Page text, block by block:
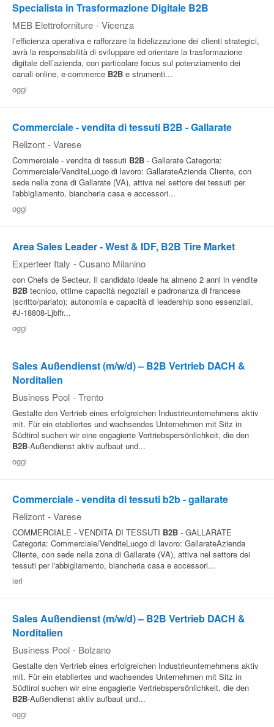
Specialista in Trasformazione Digitale B2B
MEB Elettroforniture - Vicenza
l’efficienza operativa e rafforzare la fidelizzazione dei clienti strategici,
avrà la responsabilità di sviluppare ed orientare la trasformazione
digitale dell’azienda, con particolare focus sul potenziamento dei
canali online, e-commerce B2B e strumenti...
oggi
Commerciale - vendita di tessuti B2B - Gallarate
Relizont - Varese
Commerciale - vendita di tessuti B2B - Gallarate Categoria:
Commerciale/VenditeLuogo di lavoro: GallarateAzienda Cliente, con
sede nella zona di Gallarate (VA), attiva nel settore dei tessuti per
l'abbigliamento, biancheria casa e accessori...
oggi
Area Sales Leader - West & IDF, B2B Tire Market
Experteer Italy - Cusano Milanino
con Chefs de Secteur. Il candidato ideale ha almeno 2 anni in vendite
B2B tecnico, ottime capacità negoziali e padronanza di francese
(scritto/parlato); autonomia e capacità di leadership sono essenziali.
#J-18808-Ljbffr...
oggi
Sales Außendienst (m/w/d) – B2B Vertrieb DACH &
Norditalien
Business Pool - Trento
Gestalte den Vertrieb eines erfolgreichen Industrieunternehmens aktiv
mit. Für ein etabliertes und wachsendes Unternehmen mit Sitz in
Südtirol suchen wir eine engagierte Vertriebspersönlichkeit, die den
B2B-Außendienst aktiv aufbaut und...
oggi
Commerciale - vendita di tessuti b2b - gallarate
Relizont - Varese
COMMERCIALE - VENDITA DI TESSUTI B2B - GALLARATE
Categoria: Commerciale/VenditeLuogo di lavoro: GallarateAzienda
Cliente, con sede nella zona di Gallarate (VA), attiva nel settore dei
tessuti per l'abbigliamento, biancheria casa e accessori...
ieri
Sales Außendienst (m/w/d) – B2B Vertrieb DACH &
Norditalien
Business Pool - Bolzano
Gestalte den Vertrieb eines erfolgreichen Industrieunternehmens aktiv
mit. Für ein etabliertes und wachsendes Unternehmen mit Sitz in
Südtirol suchen wir eine engagierte Vertriebspersönlichkeit, die den
B2B-Außendienst aktiv aufbaut und...
oggi